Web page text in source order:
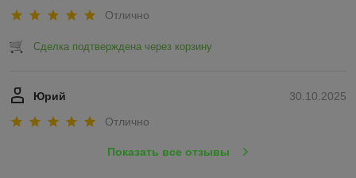
Отлично
Сделка подтверждена через корзину
30.10.2025
Юрий
Отлично
Показать все отзывы